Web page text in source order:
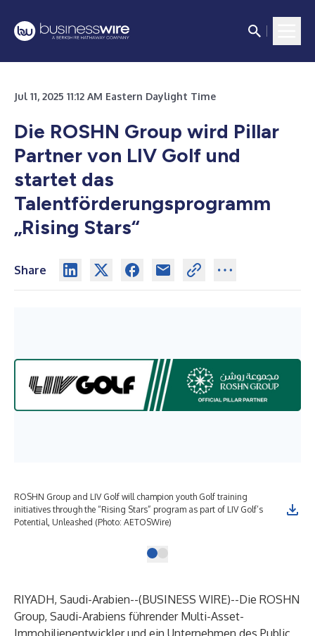
Jul 11, 2025 11:12 AM Eastern Daylight Time
Die ROSHN Group wird Pillar
Partner von LIV Golf und
startet das
Talentförderungsprogramm
„Rising Stars“
Share
ROSHN Group and LIV Golf will champion youth Golf training
initiatives through the “Rising Stars” program as part of LIV Golf’s
Potential, Unleashed (Photo: AETOSWire)
RIYADH, Saudi-Arabien--(BUSINESS WIRE)--Die ROSHN
Group, Saudi-Arabiens führender Multi-Asset-
Immobilienentwickler und ein Unternehmen des Public